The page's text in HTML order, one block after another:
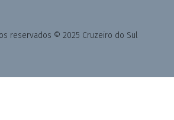
reservados © 2025 Cruzeiro do Sul